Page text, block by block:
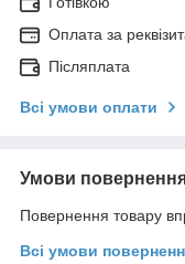
Оплата за
Післяплата
Всі умови оплати
Умови
Повернення товару
Всі умови